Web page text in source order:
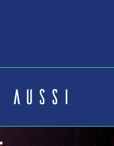
aussi